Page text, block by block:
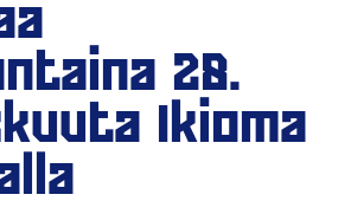
28.
Ikioma